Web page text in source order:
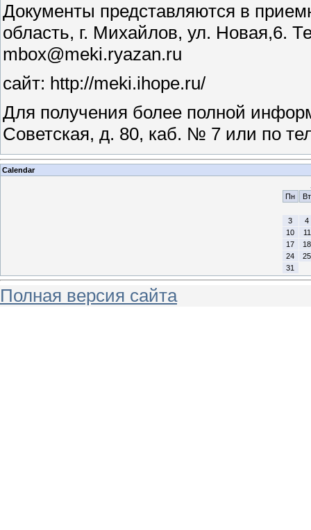
Документы представляются в
область, г. Михайлов, ул. Новая,6.
mbox@meki.ryazan.ru
сайт: http://meki.ihope.ru/
Для получения более полной
Советская, д. 80, каб. № 7 или по
Calendar
Пн
Вт
3
4
10
11
17
18
24
25
31
Полная версия сайта